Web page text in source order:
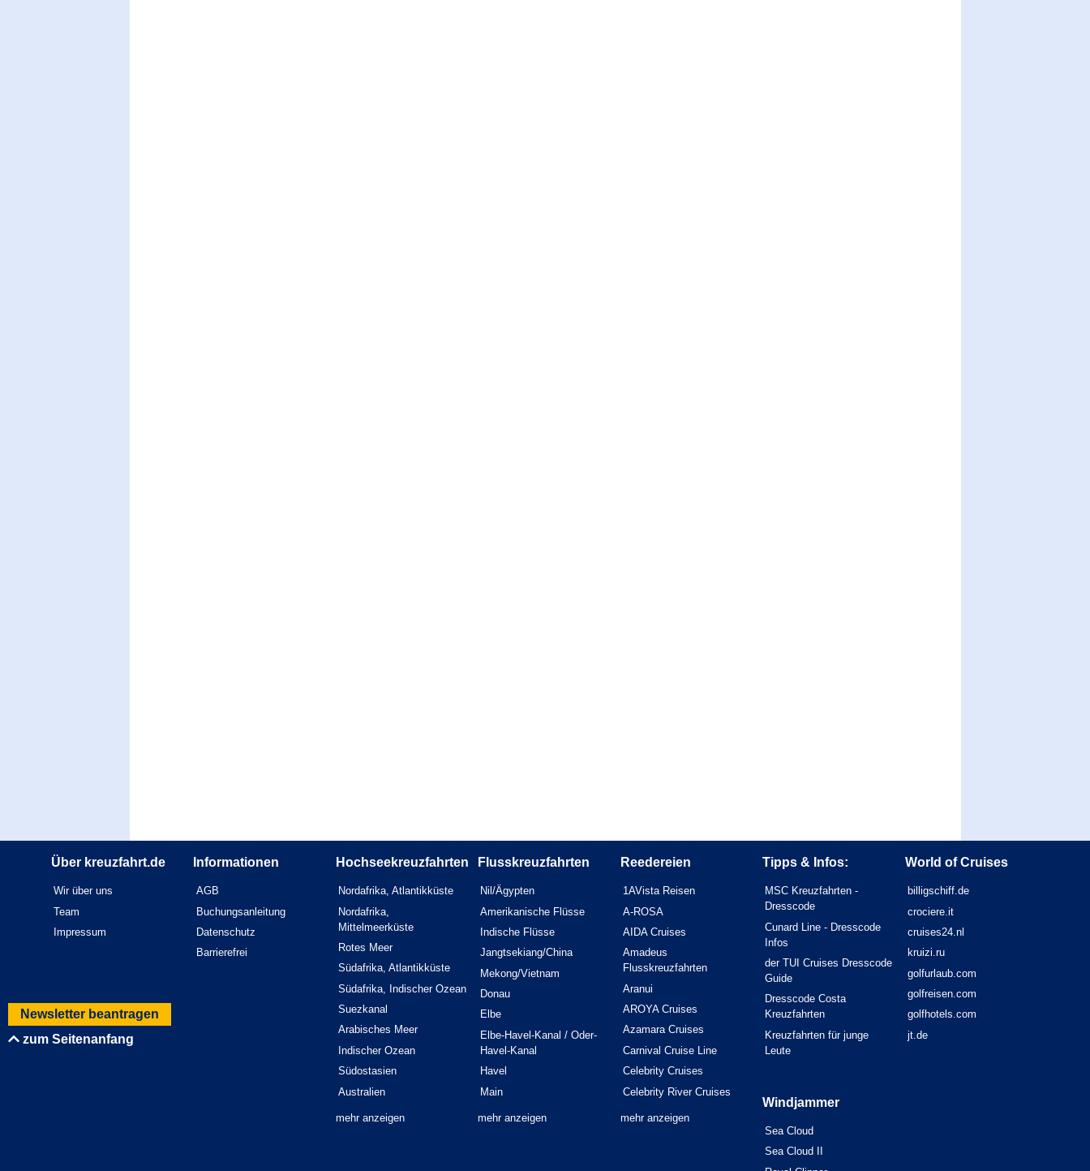
Newsletter beantragen
zum Seitenanfang
Über kreuzfahrt.de
Wir über uns
Team
Impressum
Informationen
AGB
Buchungsanleitung
Datenschutz
Barrierefrei
Hochseekreuzfahrten
Nordafrika, Atlantikküste
Nordafrika,
Mittelmeerküste
Rotes Meer
Südafrika, Atlantikküste
Südafrika, Indischer Ozean
Suezkanal
Arabisches Meer
Indischer Ozean
Südostasien
Australien
mehr anzeigen
Flusskreuzfahrten
Nil/Ägypten
Amerikanische Flüsse
Indische Flüsse
Jangtsekiang/China
Mekong/Vietnam
Donau
Elbe
Elbe-Havel-Kanal / Oder-
Havel-Kanal
Havel
Main
mehr anzeigen
Reedereien
1AVista Reisen
A-ROSA
AIDA Cruises
Amadeus
Flusskreuzfahrten
Aranui
AROYA Cruises
Azamara Cruises
Carnival Cruise Line
Celebrity Cruises
Celebrity River Cruises
mehr anzeigen
Tipps & Infos:
MSC Kreuzfahrten -
Dresscode
Cunard Line - Dresscode
Infos
der TUI Cruises Dresscode
Guide
Dresscode Costa
Kreuzfahrten
Kreuzfahrten für junge
Leute
Windjammer
Sea Cloud
Sea Cloud II
World of Cruises
billigschiff.de
crociere.it
cruises24.nl
kruizi.ru
golfurlaub.com
golfreisen.com
golfhotels.com
jt.de